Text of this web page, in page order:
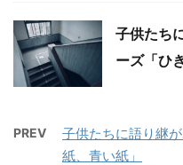
子供たち
ーズ「ひ
PREV
子供たちに語り継
紙、青い紙」